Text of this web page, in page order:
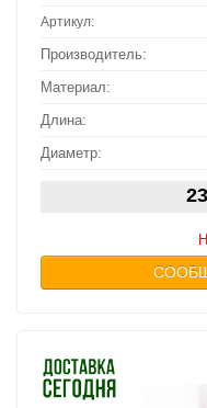
Артикул:
Производитель:
Материал:
Длина:
Диаметр: